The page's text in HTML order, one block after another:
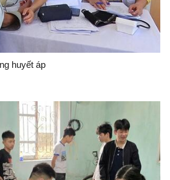
huyết áp